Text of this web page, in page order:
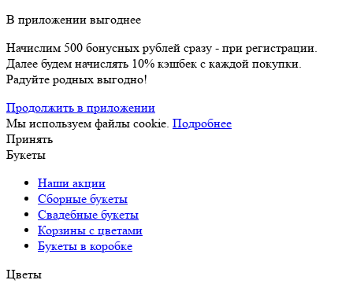
В приложении выгоднее
Начислим 500 бонусных рублей сразу - при регистрации.
Далее будем начислять 10% кэшбек с каждой покупки.
Радуйте родных выгодно!
Продолжить в приложении
Мы используем файлы cookie. Подробнее
Принять
Букеты
Наши акции
Сборные букеты
Свадебные букеты
Корзины с цветами
Букеты в коробке
Цветы